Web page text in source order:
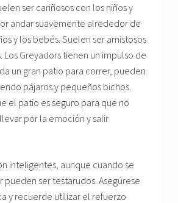
ser cariñosos con los niños y
andar suavemente alrededor de
y los bebés. Suelen ser amistosos
Los Greyadors tienen un impulso de
un gran patio para correr, pueden
pájaros y pequeños bichos.
el patio es seguro para que no
por la emoción y salir
inteligentes, aunque cuando se
pueden ser testarudos. Asegúrese
y recuerde utilizar el refuerzo